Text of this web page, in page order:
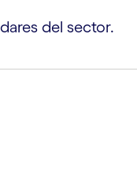
del sector.